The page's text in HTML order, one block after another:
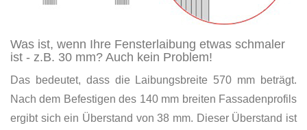
Was ist, wenn Ihre Fensterlaibung etwas schmaler
ist - z.B. 30 mm? Auch kein Problem!
Das bedeutet, dass die Laibungsbreite 570 mm beträgt.
Nach dem Befestigen des 140 mm breiten Fassadenprofils
ergibt sich ein Überstand von 38 mm. Dieser Überstand ist